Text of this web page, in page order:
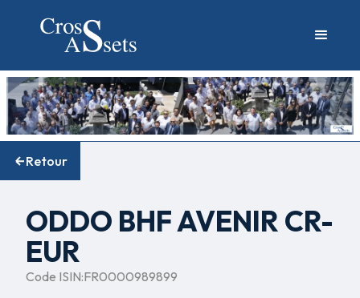
Retour
ODDO BHF AVENIR CR-
EUR
Code ISIN:FR0000989899